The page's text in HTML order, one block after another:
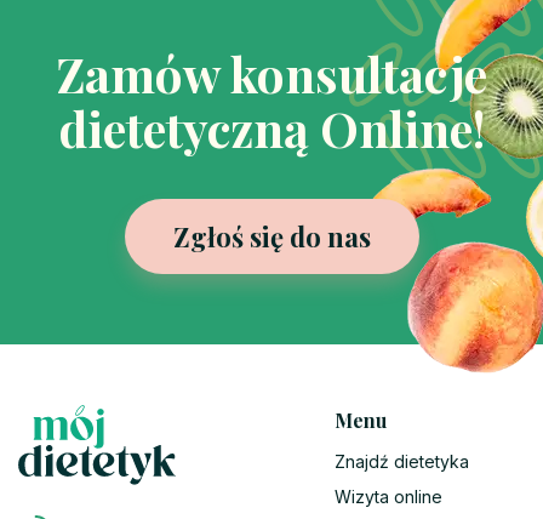
Zamów konsultacje
dietetyczną Online!
Zgłoś się do nas
Menu
Znajdź dietetyka
Wizyta online